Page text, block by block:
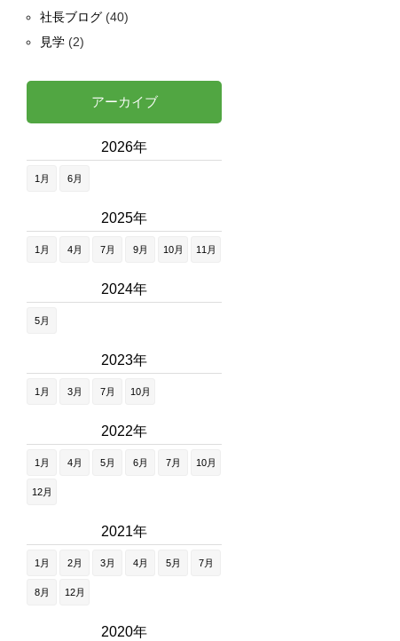
社長ブログ (40)
見学 (2)
アーカイブ
2026年
1月 6月
2025年
1月 4月 7月 9月 10月 11月
2024年
5月
2023年
1月 3月 7月 10月
2022年
1月 4月 5月 6月 7月 10月
12月
2021年
1月 2月 3月 4月 5月 7月
8月 12月
2020年